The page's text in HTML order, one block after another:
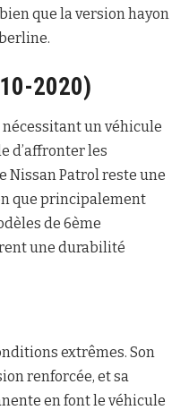
que la version hayon
2020)
un véhicule
d’affronter les
Nissan Patrol reste une
que principalement
de 6ème
une durabilité
extrêmes. Son
renforcée, et sa
en font le véhicule